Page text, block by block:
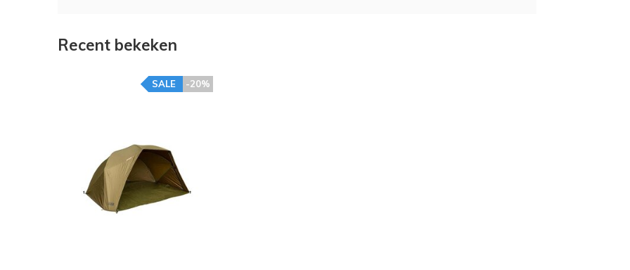
Recent bekeken
-20%
SALE